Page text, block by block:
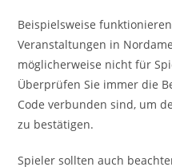
Beispielsweise
Veranstaltungen in
möglicherweise nicht für
Überprüfen Sie immer die
Code verbunden sind, um
zu bestätigen.
Spieler sollten auch